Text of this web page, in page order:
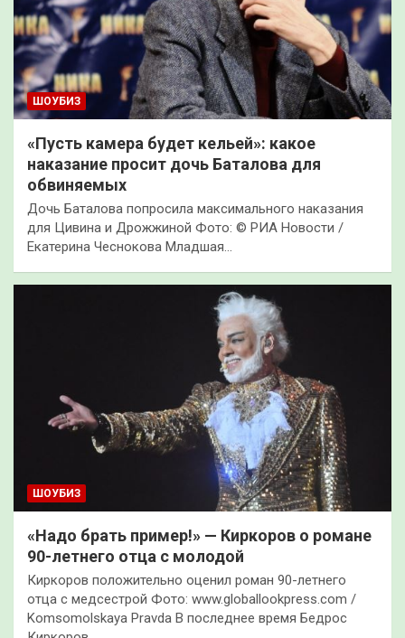
ШОУБИЗ
«Пусть камера будет кельей»: какое
наказание просит дочь Баталова для
обвиняемых
Дочь Баталова попросила максимального наказания
для Цивина и Дрожжиной Фото: © РИА Новости /
Екатерина Чеснокова Младшая…
ШОУБИЗ
«Надо брать пример!» — Киркоров о романе
90-летнего отца с молодой
Киркоров положительно оценил роман 90-летнего
отца с медсестрой Фото: www.globallookpress.com /
Komsomolskaya Pravda В последнее время Бедрос